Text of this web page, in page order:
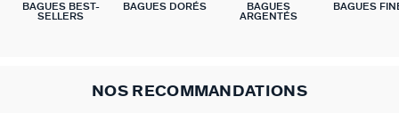
BAGUES BEST-
SELLERS
BAGUES DORÉS
BAGUES
ARGENTÉS
BAGUES
NOS RECOMMANDATIONS